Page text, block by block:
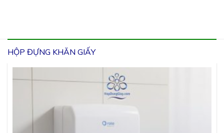
HỘP ĐỰNG KHĂN GIẤY